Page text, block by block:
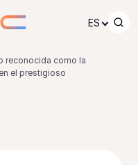
ES
reconocida como la
el prestigioso